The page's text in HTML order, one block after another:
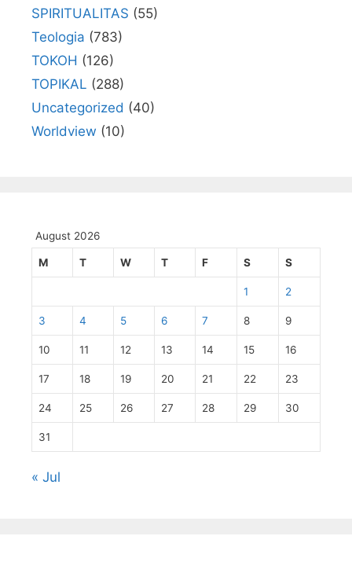
SPIRITUALITAS (55)
Teologia (783)
TOKOH (126)
TOPIKAL (288)
Uncategorized (40)
Worldview (10)
August 2026
M T W T F S S
1 2
3 4 5 6 7 8 9
10 11 12 13 14 15 16
17 18 19 20 21 22 23
24 25 26 27 28 29 30
31
« Jul